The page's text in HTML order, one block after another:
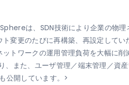
は、SDN技術により企業の物
変更のたびに再構築、再設定して
トワークの運用管理負荷を大幅に削
また、ユーザ管理／端末管理／資
公開しています。>